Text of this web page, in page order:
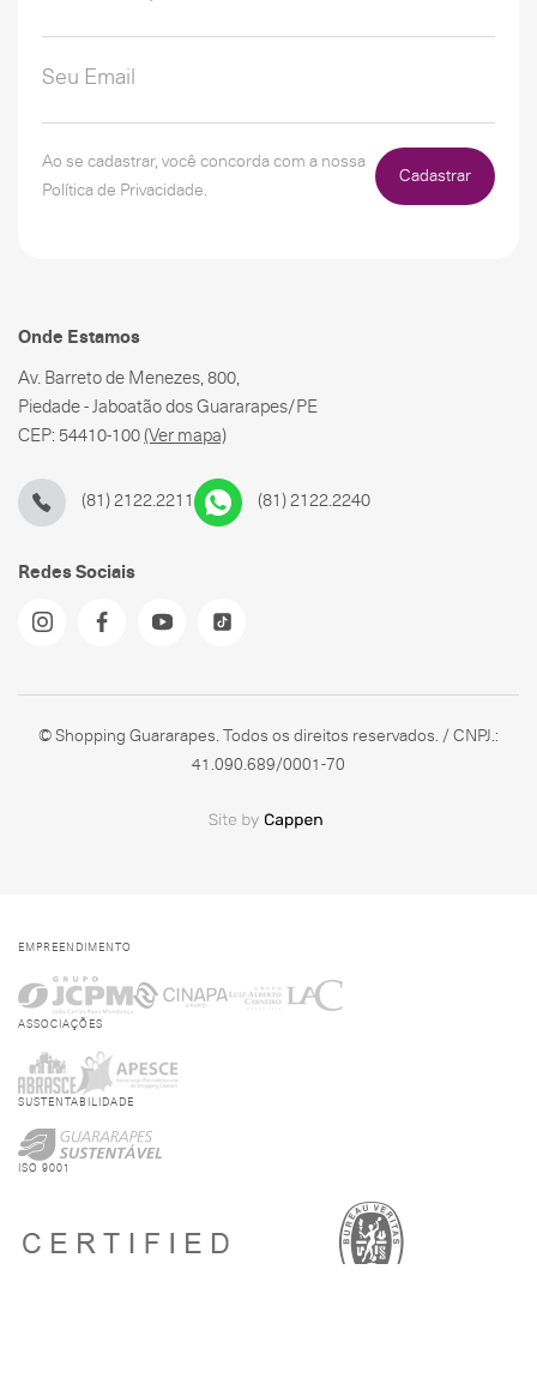
Ao se cadastrar, você concorda com a nossa
Política de Privacidade.
Cadastrar
Onde Estamos
Av. Barreto de Menezes, 800,
Piedade - Jaboatão dos Guararapes/PE
CEP: 54410-100(Ver mapa)
Redes Sociais
(81) 2122.2211 (81) 2122.2240
© Shopping Guararapes. Todos os direitos reservados. / CNPJ.:
41.090.689/0001-70
EMPREENDIMENTO
ASSOCIAÇÕES
SUSTENTABILIDADE
ISO 9001